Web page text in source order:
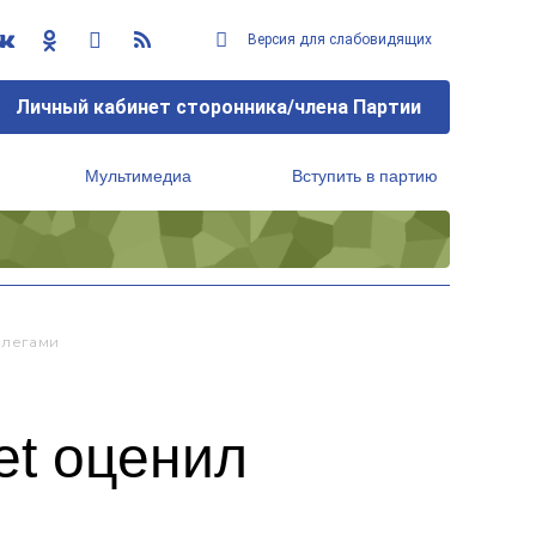
Версия для слабовидящих
Личный кабинет сторонника/члена Партии
Мультимедиа Вступить в партию
оценил